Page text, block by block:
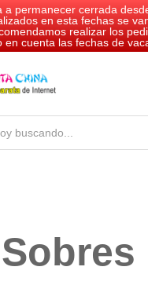
a permanecer cerrada
en esta fechas se
realizar los
en cuenta las fechas de
Sobres